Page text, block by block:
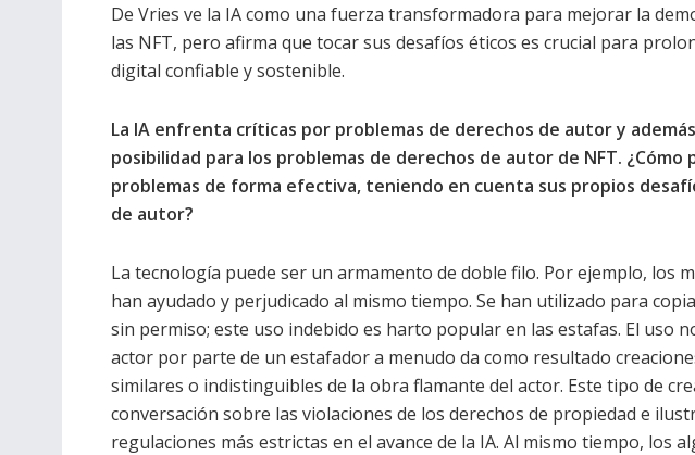
De Vries ve la IA como una fuerza transformadora para mejorar la
las NFT, pero afirma que tocar sus desafíos éticos es crucial para
digital confiable y sostenible.
La IA enfrenta críticas por problemas de derechos de autor y
posibilidad para los problemas de derechos de autor de NFT. ¿Cómo
problemas de forma efectiva, teniendo en cuenta sus propios
de autor?
La tecnología puede ser un armamento de doble filo. Por ejemplo, los
han ayudado y perjudicado al mismo tiempo. Se han utilizado para
sin permiso; este uso indebido es harto popular en las estafas. El uso
actor por parte de un estafador a menudo da como resultado
similares o indistinguibles de la obra flamante del actor. Este tipo de
conversación sobre las violaciones de los derechos de propiedad e
regulaciones más estrictas en el avance de la IA. Al mismo tiempo, los